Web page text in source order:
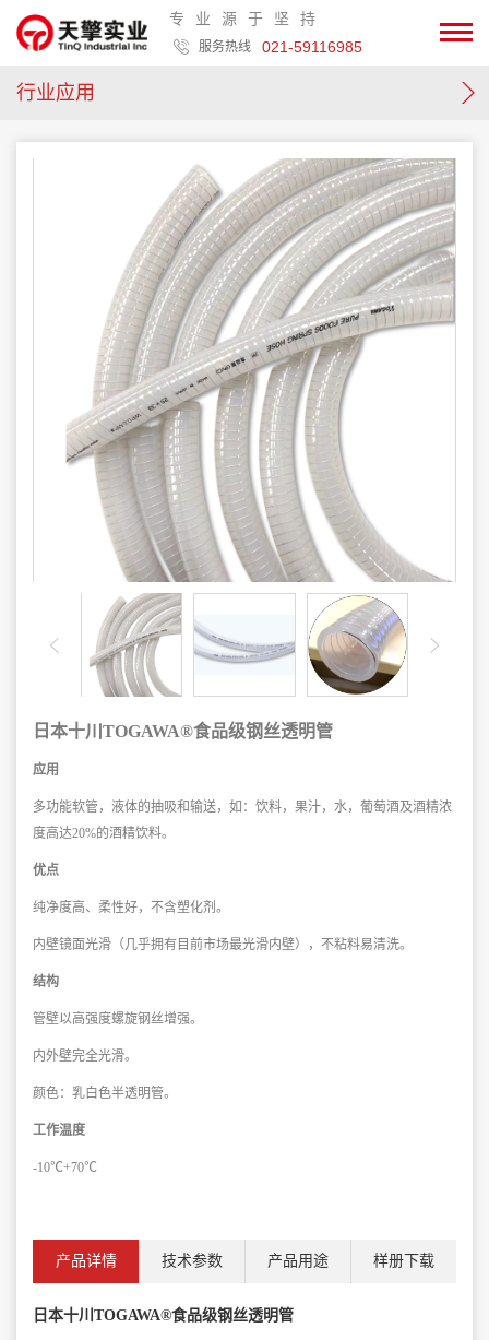
专业源于坚持
服务热线 021-59116985
行业应用
日本十川TOGAWA®食品级钢丝透明管
应用
多功能软管，液体的抽吸和输送， 如：饮料，果汁，水，葡萄酒及酒精浓
度高达20%的酒精饮料。
优点
纯净度高、柔性好，不含塑化剂。
内壁镜面光滑（几乎拥有目前市场最光滑内壁），不粘料易清洗。
结构
管壁以高强度螺旋钢丝增强。
内外壁完全光滑。
颜色：乳白色半透明管。
工作温度
-10℃+70℃
产品详情 技术参数 产品用途 样册下载
日本十川TOGAWA®食品级钢丝透明管